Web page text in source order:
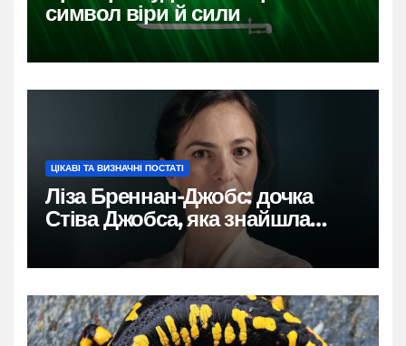
символ віри й сили
ЦІКАВІ ТА ВИЗНАЧНІ ПОСТАТІ
Ліза Бреннан-Джобс: дочка
Стіва Джобса, яка знайшла
власний голос